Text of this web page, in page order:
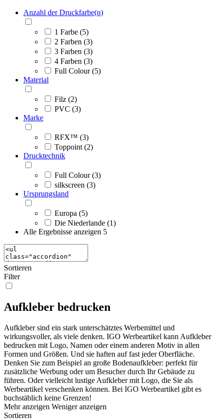
Anzahl der Druckfarbe(n)
1 Farbe (5)
2 Farben (3)
3 Farben (3)
4 Farben (3)
Full Colour (5)
Material
Filz (2)
PVC (3)
Marke
RFX™ (3)
Toppoint (2)
Drucktechnik
Full Colour (3)
silkscreen (3)
Ursprungsland
Europa (5)
Die Niederlande (1)
Alle Ergebnisse anzeigen 5
Sortieren
Filter
Aufkleber bedrucken
Aufkleber sind ein stark unterschätztes Werbemittel und
wirkungsvoller, als viele denken. IGO Werbeartikel kann Aufkleber
bedrucken mit Logo, Namen oder einem anderen Motiv in allen
Formen und Größen. Und sie haften auf fast jeder Oberfläche.
Denken Sie zum Beispiel an große Bodenaufkleber: perfekt für
zusätzliche Werbung oder um Besucher durch Ihr Gebäude zu
führen. Oder vielleicht lustige Aufkleber mit Logo, die Sie als
Werbeartikel verschenken können. Bei IGO Werbeartikel gibt es
buchstäblich keine Grenzen!
Mehr anzeigen Weniger anzeigen
Sortieren